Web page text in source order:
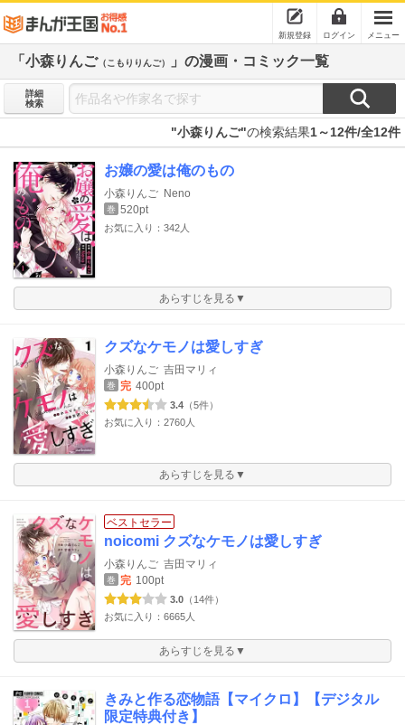
新規登録 ログイン メニュー
「小森りんご（こもりりんご） 」の漫画・コミック一覧
詳細
検索
"小森りんご"の検索結果1～12件/全12件
お嬢の愛は俺のもの
小森りんご Neno
巻 520pt
お気に入り：342人
あらすじを見る▼
クズなケモノは愛しすぎ
小森りんご 吉田マリィ
巻 完 400pt
3.4 （5件）
お気に入り：2760人
あらすじを見る▼
ベストセラー
noicomi クズなケモノは愛しすぎ
小森りんご 吉田マリィ
巻 完 100pt
3.0 （14件）
お気に入り：6665人
あらすじを見る▼
きみと作る恋物語【マイクロ】【デジタル
限定特典付き】